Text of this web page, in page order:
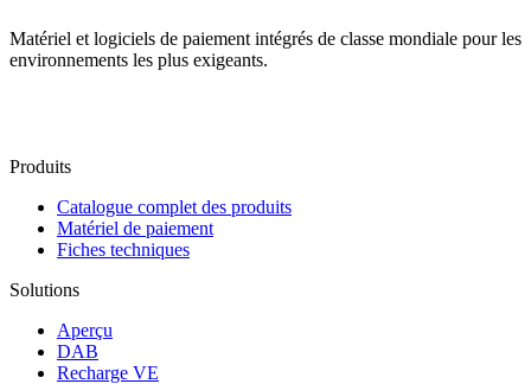
Matériel et logiciels de paiement intégrés de classe mondiale pour les
environnements les plus exigeants.
Produits
Catalogue complet des produits
Matériel de paiement
Fiches techniques
Solutions
Aperçu
DAB
Recharge VE